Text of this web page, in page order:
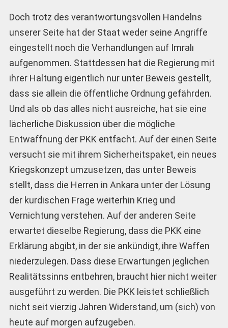
Doch trotz des verantwortungsvollen Handelns
unserer Seite hat der Staat weder seine Angriffe
eingestellt noch die Verhandlungen auf Imralı
aufgenommen. Stattdessen hat die Regierung mit
ihrer Haltung eigentlich nur unter Beweis gestellt,
dass sie allein die öffentliche Ordnung gefährden.
Und als ob das alles nicht ausreiche, hat sie eine
lächerliche Diskussion über die mögliche
Entwaffnung der PKK entfacht. Auf der einen Seite
versucht sie mit ihrem Sicherheitspaket, ein neues
Kriegskonzept umzusetzen, das unter Beweis
stellt, dass die Herren in Ankara unter der Lösung
der kurdischen Frage weiterhin Krieg und
Vernichtung verstehen. Auf der anderen Seite
erwartet dieselbe Regierung, dass die PKK eine
Erklärung abgibt, in der sie ankündigt, ihre Waffen
niederzulegen. Dass diese Erwartungen jeglichen
Realitätssinns entbehren, braucht hier nicht weiter
ausgeführt zu werden. Die PKK leistet schließlich
nicht seit vierzig Jahren Widerstand, um (sich) von
heute auf morgen aufzugeben.